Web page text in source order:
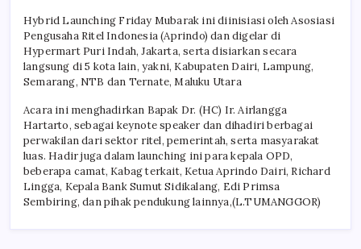
Hybrid Launching Friday Mubarak ini diinisiasi oleh Asosiasi
Pengusaha Ritel Indonesia (Aprindo) dan digelar di
Hypermart Puri Indah, Jakarta, serta disiarkan secara
langsung di 5 kota lain, yakni, Kabupaten Dairi, Lampung,
Semarang, NTB dan Ternate, Maluku Utara
Acara ini menghadirkan Bapak Dr. (HC) Ir. Airlangga
Hartarto, sebagai keynote speaker dan dihadiri berbagai
perwakilan dari sektor ritel, pemerintah, serta masyarakat
luas. Hadir juga dalam launching ini para kepala OPD,
beberapa camat, Kabag terkait, Ketua Aprindo Dairi, Richard
Lingga, Kepala Bank Sumut Sidikalang, Edi Primsa
Sembiring, dan pihak pendukung lainnya,(L.TUMANGGOR)